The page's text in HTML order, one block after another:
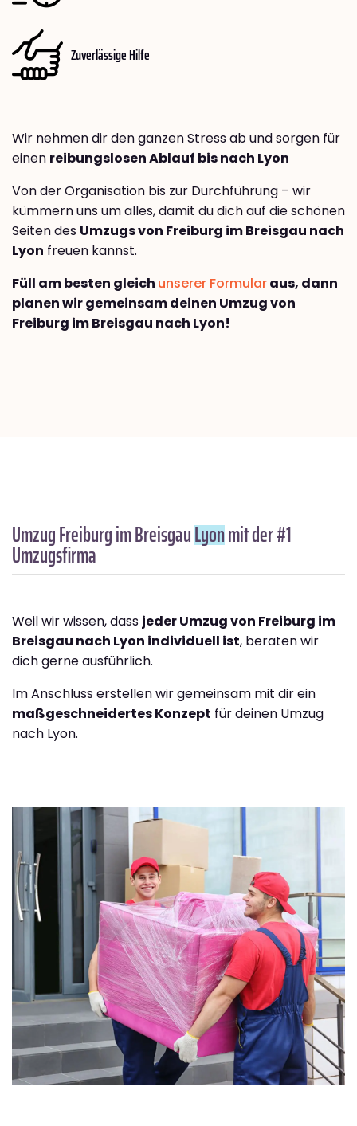
Zuverlässige Hilfe
Wir nehmen dir den ganzen Stress ab und sorgen für
einen reibungslosen Ablauf bis nach Lyon
Von der Organisation bis zur Durchführung – wir
kümmern uns um alles, damit du dich auf die schönen
Seiten des Umzugs von Freiburg im Breisgau nach
Lyon freuen kannst.
Füll am besten gleich unserer Formularaus, dann
planen wir gemeinsam deinen Umzug von
Freiburg im Breisgau nach Lyon!
Umzug Freiburg im BreisgauLyonmit der #1
Umzugsfirma
Weil wir wissen, dass jeder Umzug von Freiburg im
Breisgau nach Lyon individuell ist, beraten wir
dich gerne ausführlich.
Im Anschluss erstellen wir gemeinsam mit dir ein
maßgeschneidertes Konzept für deinen Umzug
nach Lyon.